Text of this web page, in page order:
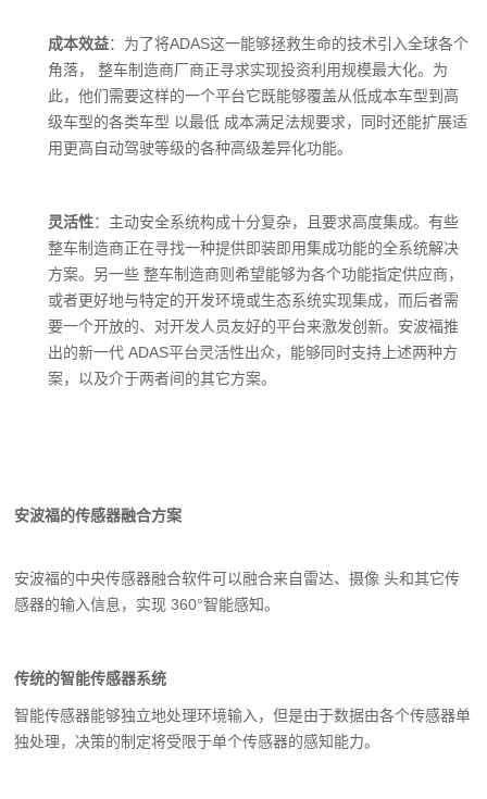
成本效益：为了将ADAS这一能够拯救生命的技术引入全球各个
角落， 整车制造商厂商正寻求实现投资利用规模最大化。为
此，他们需要这样的一个平台它既能够覆盖从低成本车型到高
级车型的各类车型 以最低 成本满足法规要求，
同时还能扩展适
用更高自动驾驶等级的各种高级差异化功能。
灵活性：主动安全系统构成十分复杂，
且要求高度集成。有些
整车制造商正在寻找一种提供即装即用集成功能的全系统解决
方案。另一些 整车制造商则希望能够为各个功能指定供应商，
或者更好地与特定的开发环境或生态系统实现集成，而后者需
要一个开放的、对开发人员友好的平台来激发创新。安波福推
出的新一代 ADAS平台灵活性出众， 能够同时支持上述两种方
案，以及介于两者间的其它方案。
安波福的传感器融合方案
安波福的中央传感器融合软件可以融合来自雷达、摄像 头和其它传
感器的输入信息， 实现 360°智能感知。
传统的智能传感器系统
智能传感器能够独立地处理环境输入，但是由于数据由各个传感器单
独处理，决策的制定将受限于单个传感器的感知能力。